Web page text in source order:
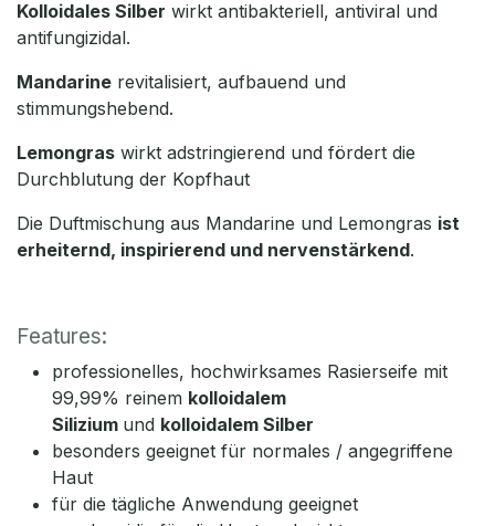
Kolloidales Silber wirkt antibakteriell, antiviral und
antifungizidal.
Mandarine revitalisiert, aufbauend und
stimmungshebend.
Lemongras wirkt adstringierend und fördert die
Durchblutung der Kopfhaut
Die Duftmischung aus Mandarine und Lemongras ist
erheiternd, inspirierend und nervenstärkend.
Features:
professionelles, hochwirksames Rasierseife mit
99,99% reinem kolloidalem
Silizium und kolloidalem Silber
besonders geeignet für normales / angegriffene
Haut
für die tägliche Anwendung geeignet